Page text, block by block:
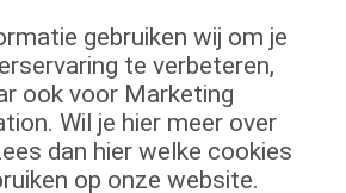
gebruiken wij om je
te verbeteren,
ook voor Marketing
Wil je hier meer over
dan hier welke cookies
op onze website.